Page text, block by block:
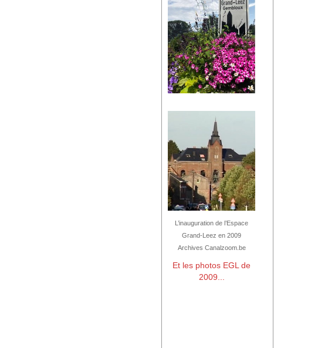
L’inauguration de l’Espace
Grand-Leez en 2009
Archives Canalzoom.be
Et les photos EGL de
2009...